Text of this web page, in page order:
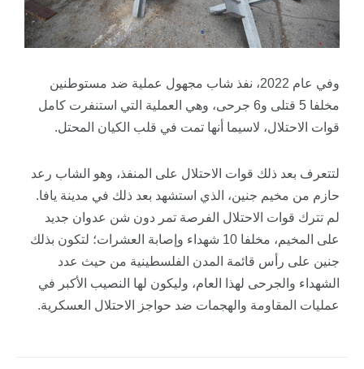
وفي عام 2022، نفذ شاب مجهول عملية ضد مستوطنين
مخلفا 5 قتلى و6 جرحى، وهي العملية التي استنفرت كامل
قوات الاحتلال، لاسيما أنها تمت في قلب الكيان المحتل.
لتتعرف بعد ذلك قوات الاحتلال على المنفذ، وهو الشاب رعد
حازم من مخيم جنين، الذي استشهد بعد ذلك في مدينة يافا.
لم تترك قوات الاحتلال الفرصة تمر دون شن عدوان جديد
على المخيم، مخلفا 10 شهداء وإصابة العشرات؛ لتكون بذلك
جنين على رأس قائمة المدن الفلسطينية من حيث عدد
الشهداء والجرحى لهذا العام، وليكون لها النصيب الأكبر في
عمليات المقاومة والهجمات ضد حواجز الاحتلال العسكرية.